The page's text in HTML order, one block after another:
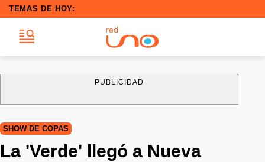
TEMAS DE HOY:
PUBLICIDAD
SHOW DE COPAS
La 'Verde' llegó a Nueva